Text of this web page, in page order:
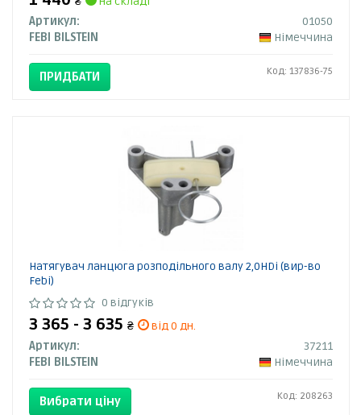
Артикул:
01050
FEBI BILSTEIN
Німеччина
ПРИДБАТИ Код: 137836-75
Натягувач ланцюга розподільного валу 2,0HDi (вир-во
Febi)
0 відгуків
3 365 - 3 635 ₴
від 0 дн.
Артикул:
37211
FEBI BILSTEIN
Німеччина
Вибрати ціну Код: 208263